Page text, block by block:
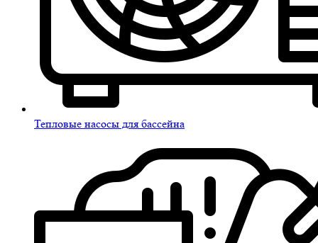
Тепловые насосы для бассейна